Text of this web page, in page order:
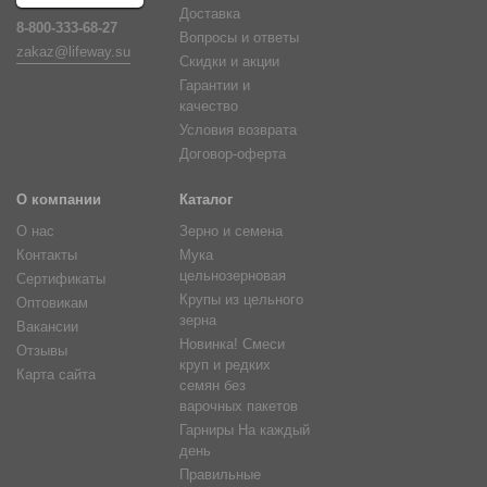
8-800-333-68-27
zakaz@lifeway.su
Доставка
Вопросы и ответы
Скидки и акции
Гарантии и
качество
Условия возврата
Договор-оферта
О компании
О нас
Контакты
Сертификаты
Оптовикам
Вакансии
Отзывы
Карта сайта
Каталог
Зерно и семена
Мука
цельнозерновая
Крупы из цельного
зерна
Новинка! Смеси
круп и редких
семян без
варочных пакетов
Гарниры На каждый
день
Правильные